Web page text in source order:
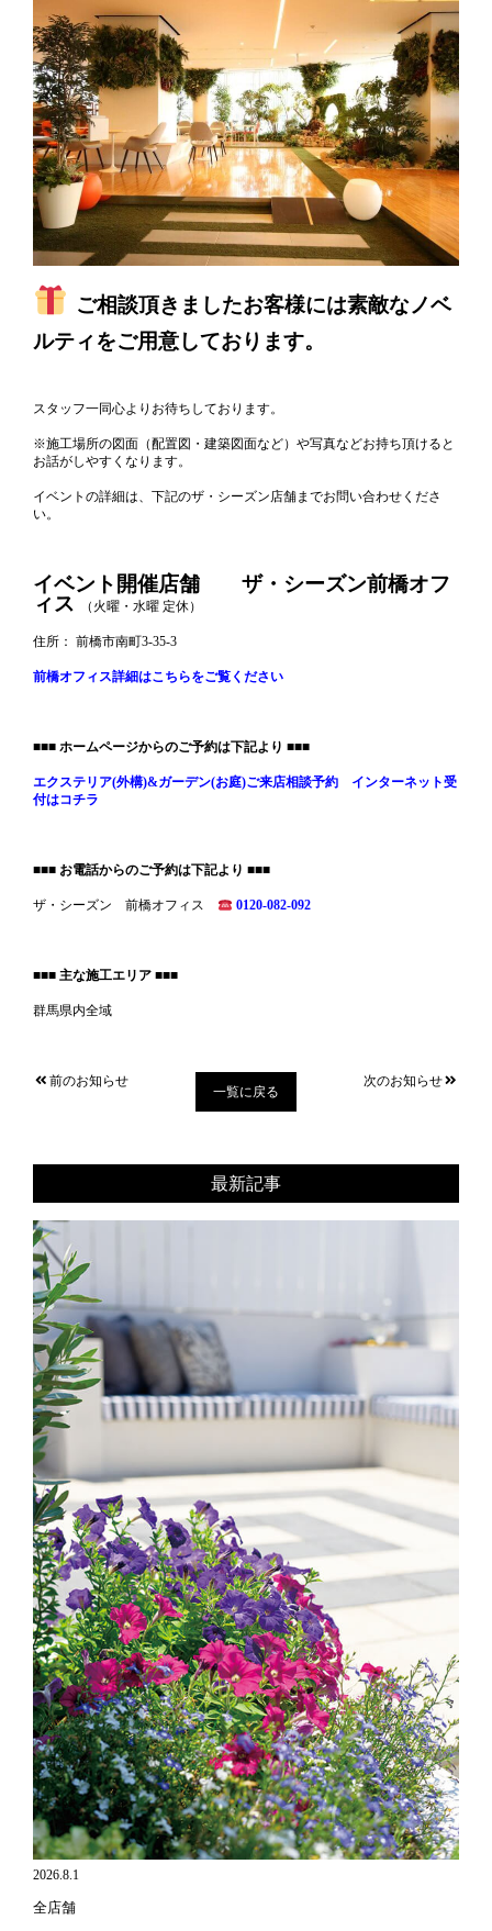
ご相談頂きましたお客様には素敵なノベ
ルティをご用意しております。
スタッフ一同心よりお待ちしております。
※施工場所の図面（配置図・建築図面など）や写真などお持ち頂けると
お話がしやすくなります。
イベントの詳細は、下記のザ・シーズン店舗までお問い合わせくださ
い。
イベント開催店舗 ザ・シーズン前橋オフ
ィス
（火曜・水曜 定休）
住所： 前橋市南町3-35-3
前橋オフィス詳細はこちらをご覧ください
■■■ ホームページからのご予約は下記より ■■■
エクステリア(外構)&ガーデン(お庭)ご来店相談予約 インターネット受
付はコチラ
■■■ お電話からのご予約は下記より ■■■
ザ・シーズン 前橋オフィス 0120-082-092
■■■ 主な施工エリア ■■■
群馬県内全域
前のお知らせ
一覧に戻る
次のお知らせ
最新記事
2026.8.1
全店舗